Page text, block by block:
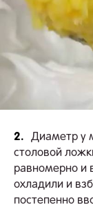
2.
Диаметр у
столовой
равномерно и
охладили и
постепенно